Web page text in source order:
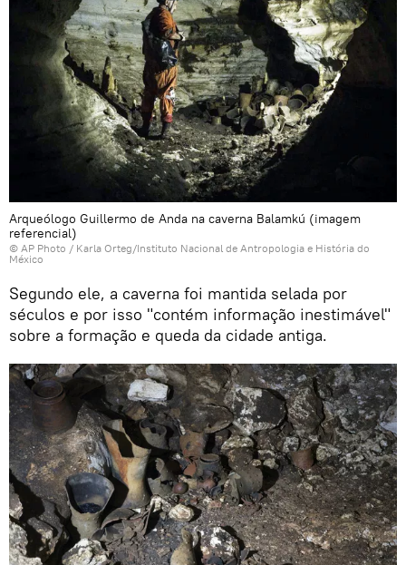
Arqueólogo Guillermo de Anda na caverna Balamkú (imagem
referencial)
© AP Photo / Karla Orteg/Instituto Nacional de Antropologia e História do
México
Segundo ele, a caverna foi mantida selada por
séculos e por isso "contém informação inestimável"
sobre a formação e queda da cidade antiga.